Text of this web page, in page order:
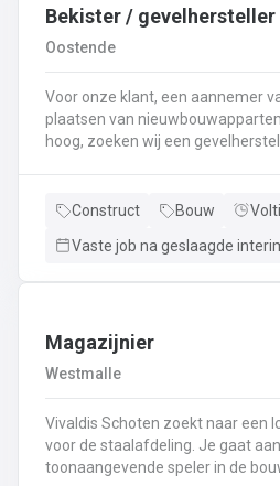
Bekister / gevelhersteller
Oostende
Voor onze klant, een aannemer
plaatsen van
hoog, zoeken wij een
collegas. Je zal voornamelijk
gevel;Opnieuw voegen van
wapening en voorzien van een
2de natuur en heeft weinig
Construct Bouw
Vaste job na geslaagde
Magazijnier
Westmalle
Vivaldis Schoten zoekt naar een
voor de staalafdeling. Je gaat
toonaangevende speler in de